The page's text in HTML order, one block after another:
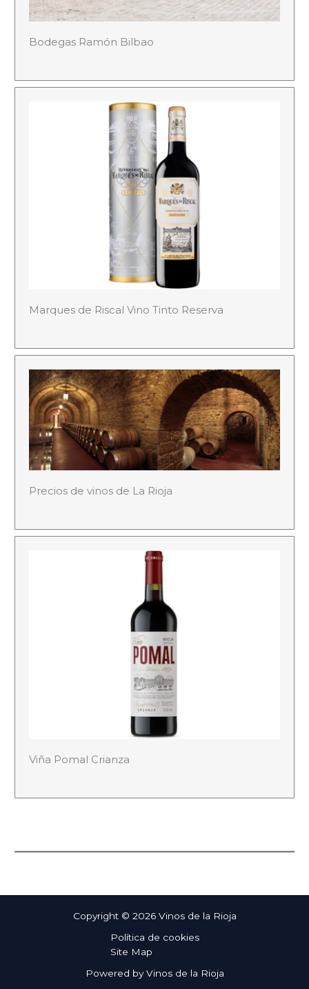
Bodegas Ramón Bilbao
Marques de Riscal Vino Tinto Reserva
Precios de vinos de La Rioja
Viña Pomal Crianza
Copyright © 2026 Vinos de la Rioja
Política de cookies
Site Map
Powered by Vinos de la Rioja